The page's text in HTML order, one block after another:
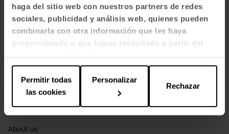
haga del sitio web con nuestros partners de redes
sociales, publicidad y análisis web, quienes pueden
combinarla con otra información que les haya
proporcionado o que hayan recopilado a partir del
uso que haya hecho de sus servicios.
Permitir todas
las cookies
Personalizar
Rechazar
Sectors
Offices
Health
Education
Cool Working
Materials and finishes
About us